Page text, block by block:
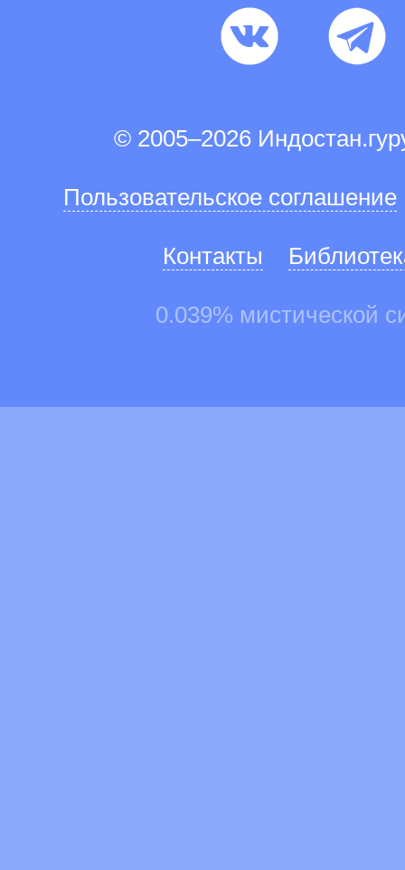
© 2005–2026
Пользовательское соглашение
Контакты
0.039% мистической